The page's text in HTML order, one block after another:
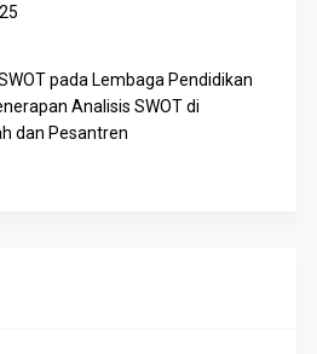
pada Lembaga Pendidikan
Analisis SWOT di
dan Pesantren